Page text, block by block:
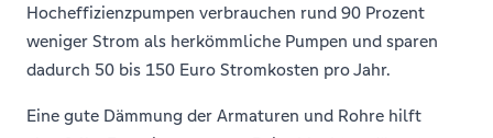
Hocheffizienzpumpen verbrauchen rund 90 Prozent
weniger Strom als herkömmliche Pumpen und sparen
dadurch 50 bis 150 Euro Stromkosten pro Jahr.
Eine gute Dämmung der Armaturen und Rohre hilft